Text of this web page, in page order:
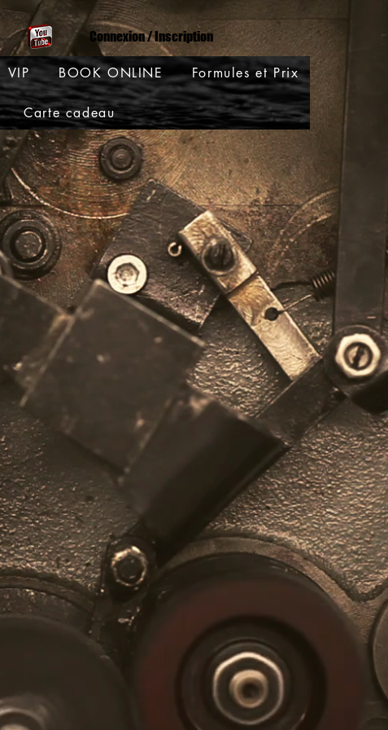
Connexion / Inscription
VIP BOOK ONLINE Formules et Prix
Carte cadeau